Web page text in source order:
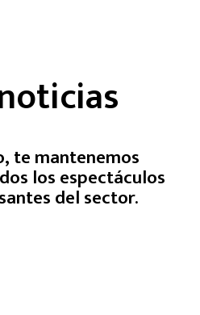
te mantenemos
los espectáculos
del sector.